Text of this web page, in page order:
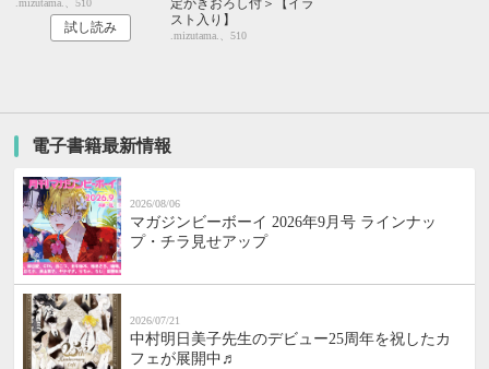
.mizutama.、510
試し読み
定かきおろし付＞【イラ
スト入り】
.mizutama.、510
電子書籍最新情報
2026/08/06
マガジンビーボーイ 2026年9月号 ラインナッ
プ・チラ見せアップ
2026/07/21
中村明日美子先生のデビュー25周年を祝したカ
フェが展開中♬